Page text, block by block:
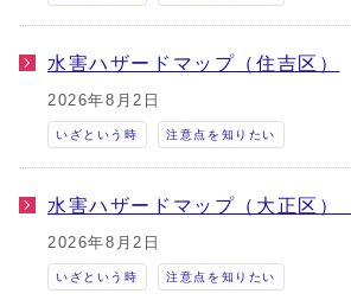
水害ハザードマップ（住吉区）
2026年8月2日
いざという時 注意点を知りたい
水害ハザードマップ（大正区）
2026年8月2日
いざという時 注意点を知りたい